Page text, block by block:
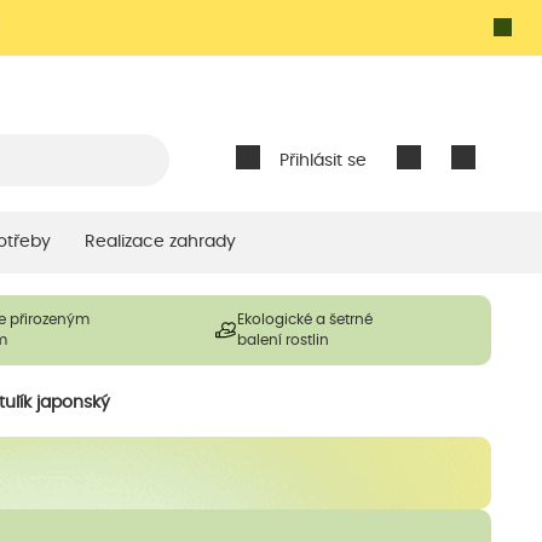
Přihlásit se
Realizace zahrady
přirozeným
Ekologické a šetrné
balení rostlin
japonský